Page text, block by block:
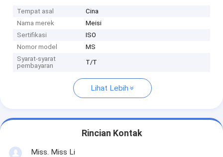
Tempat asal
Cina
Nama merek
Meisi
Sertifikasi
ISO
Nomor model
MS
Syarat-syarat
pembayaran
T/T
Lihat Lebih
Rincian Kontak
Miss. Miss Li